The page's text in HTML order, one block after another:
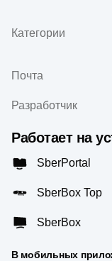
Категории
Почта
Разработчик
Работает на
SberPortal
SberBox Top
SberBox
В мобильных